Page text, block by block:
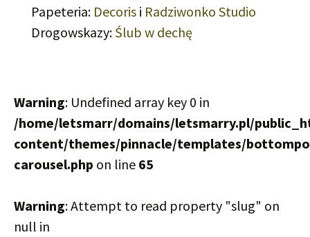
Papeteria: Decoris i Radziwonko Studio
Drogowskazy: Ślub w dechę
Warning: Undefined array key 0 in
/home/letsmarr/domains/letsmarry.pl/
content/themes/pinnacle/templates/
carousel.php on line 65
Warning: Attempt to read property "slug" on
null in